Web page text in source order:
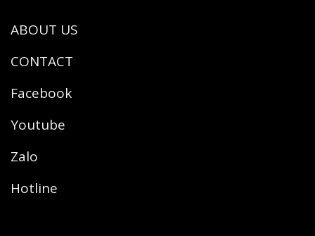
ABOUT US
CONTACT
Facebook
Youtube
Zalo
Hotline